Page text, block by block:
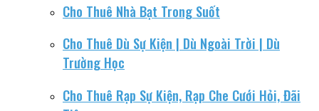
Cho Thuê Nhà Bạt Trong Suốt
Cho Thuê Dù Sự Kiện | Dù Ngoài Trời | Dù
Trường Học
Cho Thuê Rạp Sự Kiện, Rạp Che Cưới Hỏi, Đãi